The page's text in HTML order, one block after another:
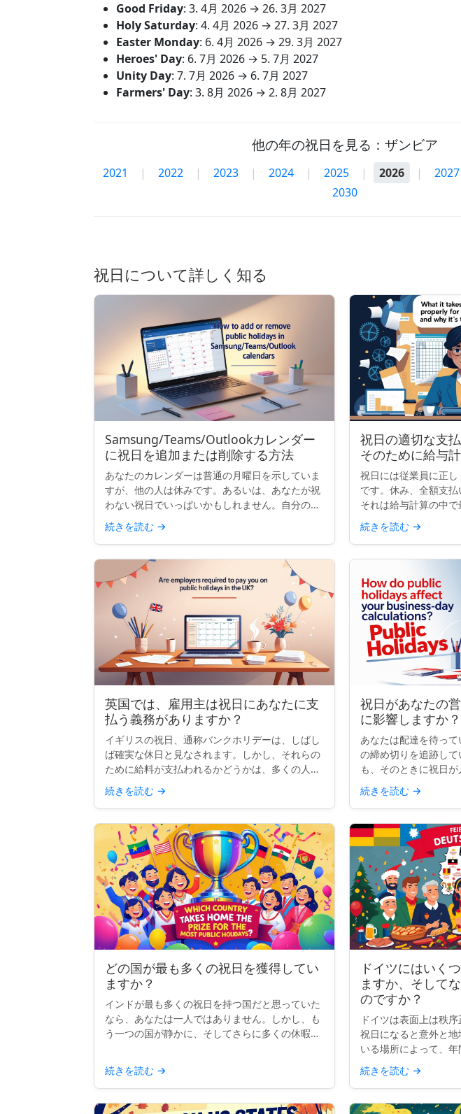
Good Friday: 3. 4月 2026 → 26. 3月 2027
Holy Saturday: 4. 4月 2026 → 27. 3月 2027
Easter Monday: 6. 4月 2026 → 29. 3月 2027
Heroes' Day: 6. 7月 2026 → 5. 7月 2027
Unity Day: 7. 7月 2026 → 6. 7月 2027
Farmers' Day: 3. 8月 2026 → 2. 8月 2027
他の年の祝日を見る：ザンビア
2021 | 2022 | 2023 | 2024 | 2025 | 2026 | 2027
2030
祝日について詳しく知る
Samsung/Teams/Outlookカレンダー
に祝日を追加または削除する方法
あなたのカレンダーは普通の月曜日を示していま
すが、他の人は休みです。あるいは、あなたが祝
わない祝日でいっぱいかもしれません。自分の国
の祝日を追加したり、不要な祝日を整理したりす
る場合、多くの主要なカレンダーでは表示内容を
カスタマイズできます...
続きを読む →
祝日の適切な支
そのために給与
祝日には従業員に正
です。休み、全額支払
それは給与計算の中
つです。契約、勤務時
と、単一の祝日でもコ
になり得ます。小規
続きを読む →
英国では、雇用主は祝日にあなたに支
払う義務がありますか？
イギリスの祝日、通称バンクホリデーは、しばし
ば確実な休日と見なされます。しかし、それらの
ために給料が支払われるかどうかは、多くの人が
思うほど明確ではありません。実際には、支払わ
れるかどうか、または休みがもらえるかどうか
は、完全にあなたの契約...
続きを読む →
祝日があなたの
に影響しますか？
あなたは配達を待っ
の締め切りを追跡し
も、そのときに祝日
ュールが曖昧になりま
るのでしょうか？ビジ
き、祝日はあなたが
続きを読む →
どの国が最も多くの祝日を獲得してい
ますか？
インドが最も多くの祝日を持つ国だと思っていた
なら、あなたは一人ではありません。しかし、も
う一つの国が静かに、そしてさらに多くの休暇を
民的行事が混ざり合ったネパールは、現在、世界
で最も多くの祝日を持...
続きを読む →
ドイツにはいく
ますか、そして
のですか？
ドイツは表面上は秩
祝日になると意外と
いる場所によって、
たは13日になること
か？ クイックインサ
の祝日が9日あり...
続きを読む →